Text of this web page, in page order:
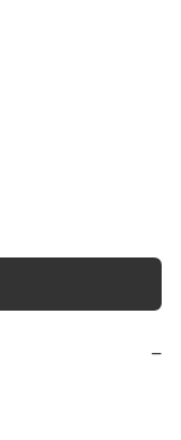
−